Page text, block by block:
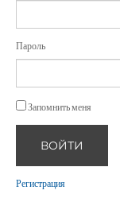
Пароль
Запомнить меня
ВОЙТИ
Регистрация